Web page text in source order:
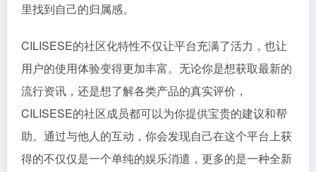
里找到自己的归属感。
CILISESE的社区化特性不仅让平台充满了活力，也让
用户的使用体验变得更加丰富。无论你是想获取最新的
流行资讯，还是想了解各类产品的真实评价，
CILISESE的社区成员都可以为你提供宝贵的建议和帮
助。通过与他人的互动，你会发现自己在这个平台上获
得的不仅仅是一个单纯的娱乐消遣，更多的是一种全新